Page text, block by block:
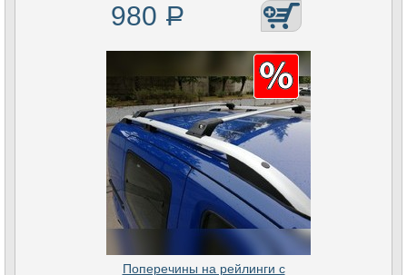
980 Р
Поперечины на рейлинги с